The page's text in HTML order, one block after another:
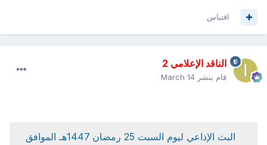
اقتباس
الناقد الإعلامي 2
قام بنشر March 14
البث الإذاعي ليوم السبت 25 رمضان 1447هـ الموافق